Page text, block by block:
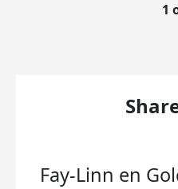
1
Fay-Linn en